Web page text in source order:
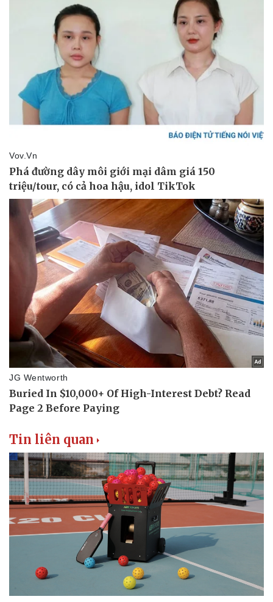
Thể thao
Bóng đá
Lịch thi đấu bóng đá
Thế giới thể thao
eSports
Hậu trường
Ô tô - Xe máy
Ô tô
Xe máy
Tư vấn
Tin liên quan